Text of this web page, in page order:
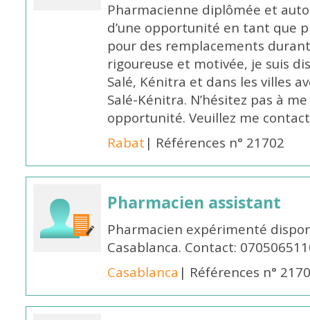
Pharmacienne diplômée et
d’une opportunité en tant que
pour des remplacements
rigoureuse et motivée, je suis
Salé, Kénitra et dans les villes
Salé-Kénitra. N’hésitez pas à
opportunité. Veuillez me
Rabat | Références n° 21702
Pharmacien assistant
Pharmacien expérimenté
Casablanca. Contact:
Casablanca | Références n°